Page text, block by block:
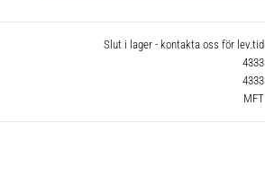
Slut i lager - kontakta oss för lev.tid
4333
4333
MFT